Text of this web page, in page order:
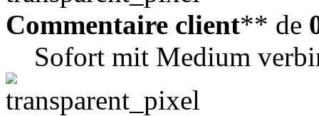
Commentaire client** de
Sofort mit Medium